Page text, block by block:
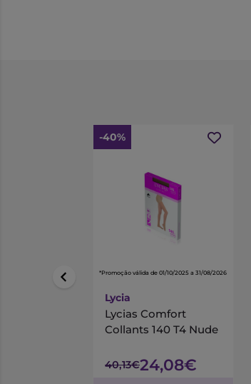
-40%
*Promoção válida de 01/10/2025 a 31/08/2026
Lycia
Lycias Comfort
Collants 140 T4 Nude
40,13€24,08€